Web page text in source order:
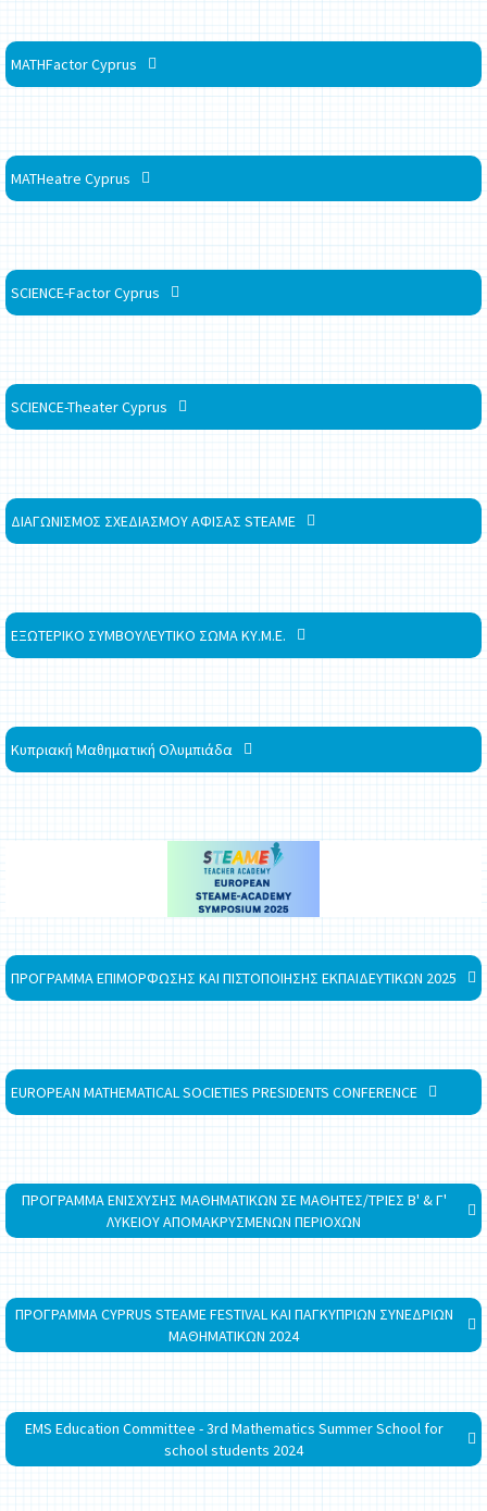
MATHFactor Cyprus
MATHeatre Cyprus
SCIENCE-Factor Cyprus
SCIENCE-Theater Cyprus
ΔΙΑΓΩΝΙΣΜΟΣ ΣΧΕΔΙΑΣΜΟΥ ΑΦΙΣΑΣ STEAME
ΕΞΩΤΕΡΙΚΟ ΣΥΜΒΟΥΛΕΥΤΙΚΟ ΣΩΜΑ ΚΥ.Μ.Ε.
Κυπριακή Μαθηματική Ολυμπιάδα
ΠΡΟΓΡΑΜΜΑ ΕΠΙΜΟΡΦΩΣΗΣ ΚΑΙ ΠΙΣΤΟΠΟΙΗΣΗΣ ΕΚΠΑΙΔΕΥΤΙΚΩΝ 2025
EUROPEAN MATHEMATICAL SOCIETIES PRESIDENTS CONFERENCE
ΠΡΟΓΡΑΜΜΑ ΕΝΙΣΧΥΣΗΣ ΜΑΘΗΜΑΤΙΚΩΝ ΣΕ ΜΑΘΗΤΕΣ/ΤΡΙΕΣ Β' & Γ'
ΛΥΚΕΙΟΥ ΑΠΟΜΑΚΡΥΣΜΕΝΩΝ ΠΕΡΙΟΧΩΝ
ΠΡΟΓΡΑΜΜΑ CYPRUS STEAME FESTIVAL ΚΑΙ ΠΑΓΚΥΠΡΙΩΝ ΣΥΝΕΔΡΙΩΝ
ΜΑΘΗΜΑΤΙΚΩΝ 2024
EMS Education Committee - 3rd Mathematics Summer School for
school students 2024